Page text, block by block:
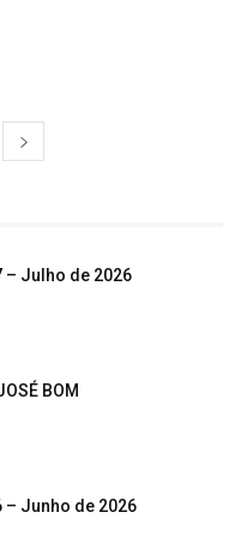
– Julho de 2026
BOM
– Junho de 2026